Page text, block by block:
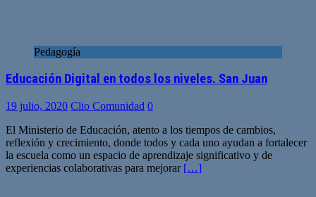
Pedagogía
Educación Digital en todos los niveles. San Juan
19 julio, 2020 Clio Comunidad 0
El Ministerio de Educación, atento a los tiempos de cambios,
reflexión y crecimiento, donde todos y cada uno ayudan a fortalecer
la escuela como un espacio de aprendizaje significativo y de
experiencias colaborativas para mejorar […]